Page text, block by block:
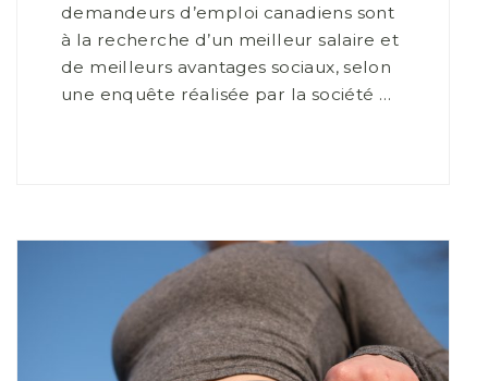
demandeurs d’emploi canadiens sont
à la recherche d’un meilleur salaire et
de meilleurs avantages sociaux, selon
une enquête réalisée par la société …